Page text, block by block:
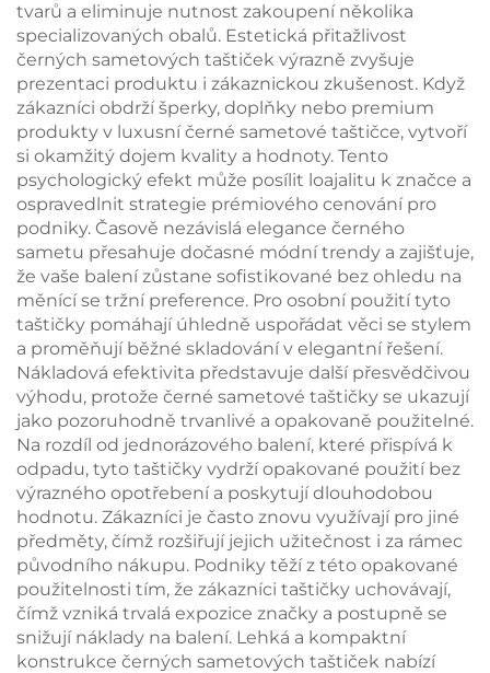
tvarů a eliminuje nutnost zakoupení několika
specializovaných obalů. Estetická přitažlivost
černých sametových taštiček výrazně zvyšuje
prezentaci produktu i zákaznickou zkušenost. Když
zákazníci obdrží šperky, doplňky nebo premium
produkty v luxusní černé sametové taštičce, vytvoří
si okamžitý dojem kvality a hodnoty. Tento
psychologický efekt může posílit loajalitu k značce a
ospravedlnit strategie prémiového cenování pro
podniky. Časově nezávislá elegance černého
sametu přesahuje dočasné módní trendy a zajišťuje,
že vaše balení zůstane sofistikované bez ohledu na
měnící se tržní preference. Pro osobní použití tyto
taštičky pomáhají úhledně uspořádat věci se stylem
a proměňují běžné skladování v elegantní řešení.
Nákladová efektivita představuje další přesvědčivou
výhodu, protože černé sametové taštičky se ukazují
jako pozoruhodně trvanlivé a opakovaně použitelné.
Na rozdíl od jednorázového balení, které přispívá k
odpadu, tyto taštičky vydrží opakované použití bez
výrazného opotřebení a poskytují dlouhodobou
hodnotu. Zákazníci je často znovu využívají pro jiné
předměty, čímž rozšiřují jejich užitečnost i za rámec
původního nákupu. Podniky těží z této opakované
použitelnosti tím, že zákazníci taštičky uchovávají,
čímž vzniká trvalá expozice značky a postupně se
snižují náklady na balení. Lehká a kompaktní
konstrukce černých sametových taštiček nabízí